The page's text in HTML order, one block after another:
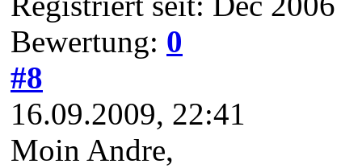
Bewertung: 0
#8
16.09.2009, 22:41
Moin Andre,